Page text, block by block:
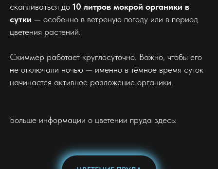
скапливаться до 10 литров мокрой органики в
сутки — особенно в ветреную погоду или в период
цветения растений.
Скиммер работает круглосуточно. Важно, чтобы его
не отключали ночью — именно в тёмное время суток
начинается активное разложение органики.
Больше информации о цветении пруда здесь: